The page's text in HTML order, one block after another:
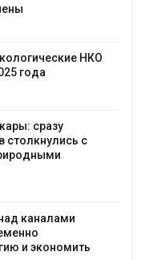
из-за дефицита
Шэньси из-за
более 140
установили
для сбора вторсырья
получать
с помощью ветра